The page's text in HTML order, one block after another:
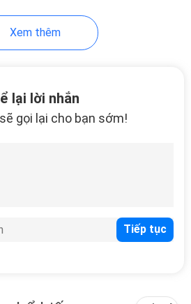
cổ hàn
Xem thêm
lại lời nhắn
gọi lại cho bạn sớm!